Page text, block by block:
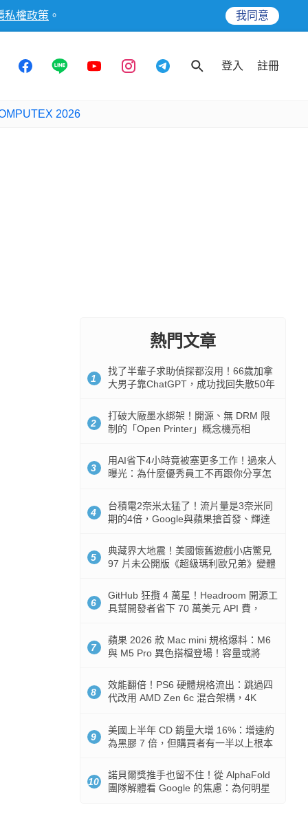
私權政策 。 我同意
登入 註冊
2026
熱門文章
1
找了半輩子求助偵探都沒用！66歲加拿
大男子靠ChatGPT，成功找回失散50年
2
打破大廠墨水綁架！開源、無 DRM 限
制的「Open Printer」概念機亮相
3
用AI省下4小時竟被塞更多工作！過來人
曝光：為什麼優秀員工不再跟你分享怎
4
台積電2奈米太猛了！流片量是3奈米同
期的4倍，Google與蘋果搶首發、輝達
5
典藏界大地震！美國懷舊遊戲小店驚見
97 片未公開版《超級瑪利歐兄弟》變體
6
GitHub 狂攬 4 萬星！Headroom 開源工
具幫開發者省下 70 萬美元 API 費，
7
蘋果 2026 款 Mac mini 規格爆料：M6
與 M5 Pro 異色搭檔登場！容量或將
8
效能翻倍！PS6 硬體規格流出：跳過四
代改用 AMD Zen 6c 混合架構，4K
9
美國上半年 CD 銷量大增 16%：增速約
為黑膠 7 倍，但購買者有一半以上根本
10
諾貝爾獎推手也留不住！從 AlphaFold
團隊解體看 Google 的焦慮：為何明星